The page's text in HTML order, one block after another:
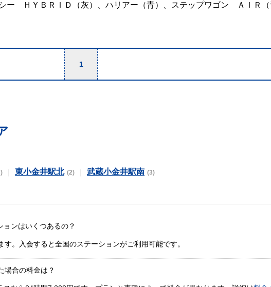
ー ＨＹＢＲＩＤ（灰）、ハリアー（青）、ステップワゴン ＡＩＲ
1
東小金井駅北 (2) 武蔵小金井駅南 (3)
ンはいくつあるの？
。入会すると全国のステーションがご利用可能です。
場合の料金は？